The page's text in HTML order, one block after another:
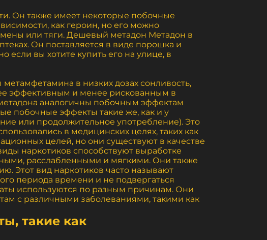
Он также имеет некоторые побочные
как героин, но его можно
или тяги. Дешевый метадон Метадон в
Он поставляется в виде порошка и
вы хотите купить его на улице, в
в низких дозах сонливость,
эффективным и менее рискованным в
аналогичны побочным эффектам
побочные эффекты такие же, как и у
или продолжительное употребление). Это
в медицинских целях, таких как
целей, но они существуют в качестве
наркотиков способствуют выработке
расслабленными и мягкими. Они также
Этот вид наркотиков часто называют
периода времени и не подвергаться
используются по разным причинам. Они
с различными заболеваниями, такими как
такие как